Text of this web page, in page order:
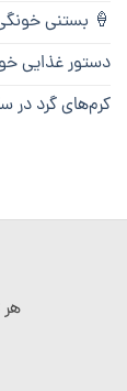
🍦 بستنی
دستور غذایی
کرم‌های گرد در